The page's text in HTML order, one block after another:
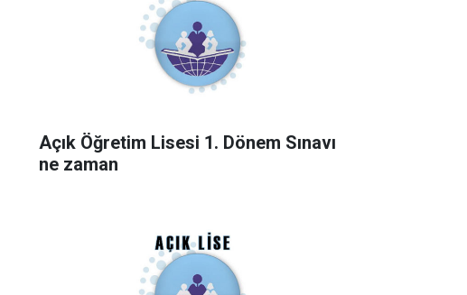
Açık Öğretim Lisesi 1. Dönem Sınavı
ne zaman